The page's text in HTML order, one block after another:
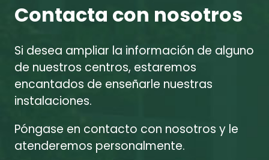
Contacta con nosotros
Si desea ampliar la información de alguno
de nuestros centros, estaremos
encantados de enseñarle nuestras
instalaciones.
Póngase en contacto con nosotros y le
atenderemos personalmente.